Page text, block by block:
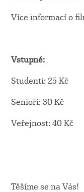
Více informací o
Vstupné:
Studenti: 25 Kč
Senioři: 30 Kč
Veřejnost: 40 Kč
Těšíme se na Vás!